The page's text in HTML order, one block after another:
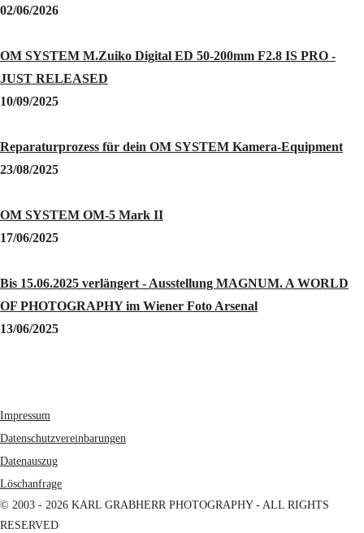
02/06/2026
OM SYSTEM M.Zuiko Digital ED 50-200mm F2.8 IS PRO -
JUST RELEASED
10/09/2025
Reparaturprozess für dein OM SYSTEM Kamera-Equipment
23/08/2025
OM SYSTEM OM-5 Mark II
17/06/2025
Bis 15.06.2025 verlängert - Ausstellung MAGNUM. A WORLD
OF PHOTOGRAPHY im Wiener Foto Arsenal
13/06/2025
Impressum
Datenschutzvereinbarungen
Datenauszug
Löschanfrage
© 2003 - 2026 KARL GRABHERR PHOTOGRAPHY - ALL RIGHTS
RESERVED